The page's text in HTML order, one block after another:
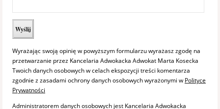
Wyrażając swoją opinię w powyższym formularzu wyrażasz zgodę na
przetwarzanie przez Kancelaria Adwokacka Adwokat Marta Kosecka
Twoich danych osobowych w celach ekspozycji treści komentarza
zgodnie z zasadami ochrony danych osobowych wyrażonymi w Polityce
Prywatności
Administratorem danych osobowych jest Kancelaria Adwokacka